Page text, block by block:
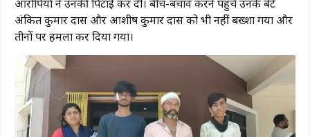
आरोपियों ने उनकी पिटाई कर दी। बीच-बचाव करने पहुंचे उनके बेटे
अंकित कुमार दास और आशीष कुमार दास को भी नहीं बख्शा गया और
तीनों पर हमला कर दिया गया।